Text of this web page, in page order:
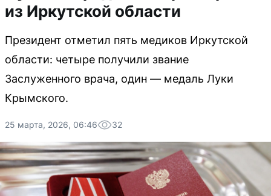
из Иркутской области
Президент отметил пять медиков Иркутской
области: четыре получили звание
Заслуженного врача, один — медаль Луки
Крымского.
25 марта, 2026, 06:46 32